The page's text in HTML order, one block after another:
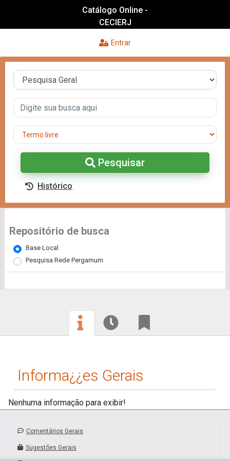
Catálogo Online -
CECIERJ
Entrar
Pesquisar
Histórico
Repositório de busca
Base Local
Pesquisa Rede Pergamum
Informa¿¿es Gerais
Nenhuma informação para exibir!
Comentários Gerais
Sugestões Gerais